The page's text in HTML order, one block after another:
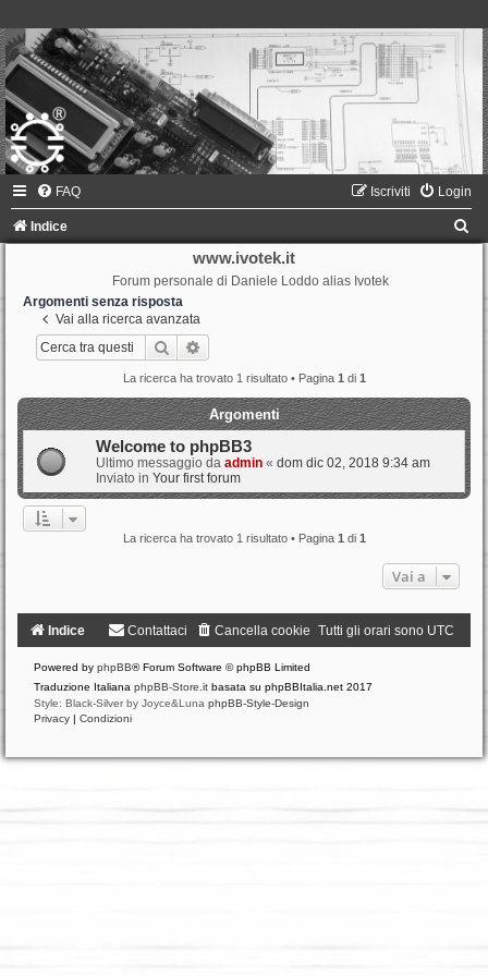
FAQ Login
Iscriviti
Indice
www.ivotek.it
Forum personale di Daniele Loddo alias Ivotek
Argomenti senza risposta
Vai alla ricerca avanzata
Cerca
La ricerca ha trovato 1 risultato • Pagina 1di 1
Argomenti
Welcome to phpBB3
Ultimo messaggio da admin « dom dic 02, 2018 9:34 am
Inviato in Your first forum
La ricerca ha trovato 1 risultato • Pagina 1di 1
Vai a
Indice Tutti gli orari sono UTC
Cancella cookie
Contattaci
Powered by phpBB® Forum Software © phpBB Limited
Traduzione Italiana phpBB-Store.it basata su phpBBItalia.net 2017
Style: Black-Silver by Joyce&Luna phpBB-Style-Design
Privacy
Condizioni